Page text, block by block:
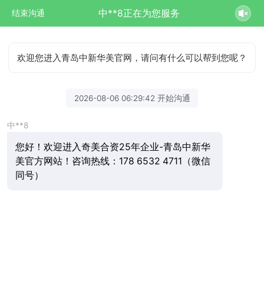
结束沟通 中**8正在为您服务
欢迎您进入青岛中新华美官网，请问有什么可以帮到您呢？
2026-08-06 06:29:42 开始沟通
中**8
您好！欢迎进入奇美合资25年企业-青岛中新华
美官方网站！咨询热线：178 6532 4711（微信
同号）